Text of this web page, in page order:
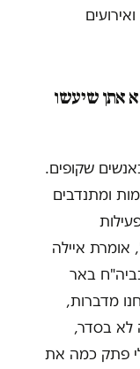
אתן שיעשו
שקופים.
ומתנדבים
אומרת איילה
באר
מדברות,
לא בסדר,
פתק כמה את